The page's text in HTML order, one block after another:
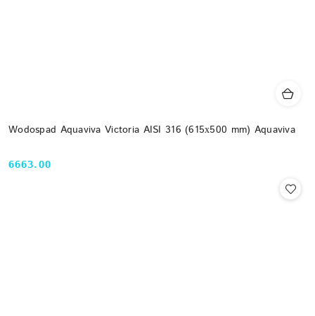
Wodospad Aquaviva Victoria AISI 316 (615х500 mm) Aquaviva
Cena:
6663.00